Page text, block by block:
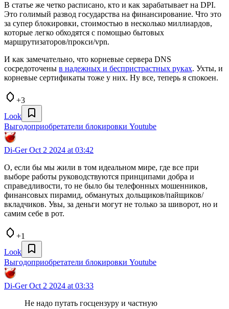
В статье же четко расписано, кто и как зарабатывает на DPI.
Это голимый развод государства на финансирование. Что это
за супер блокировки, стоимостью в несколько миллиардов,
которые легко обходятся с помощью бытовых
маршрутизаторов/прокси/vpn.
И как замечательно, что корневые сервера DNS
сосредоточены в надежных и беспристрастных руках. Ухты, и
корневые сертификаты тоже у них. Ну все, теперь я спокоен.
+3
Look
Выгодоприобретатели блокировки Youtube
Di-GerOct 2 2024 at 03:42
О, если бы мы жили в том идеальном мире, где все при
выборе работы руководствуются принципами добра и
справедливости, то не было бы телефонных мошенников,
финансовых пирамид, обманутых дольщиков/пайщиков/
вкладчиков. Увы, за деньги могут не только за шиворот, но и
самим себе в рот.
+1
Look
Выгодоприобретатели блокировки Youtube
Di-GerOct 2 2024 at 03:33
Не надо путать госцензуру и частную